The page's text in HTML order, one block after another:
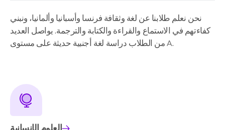
نحن نعلم طلابنا عن لغة وثقافة فرنسا وأسبانيا وألمانيا، ونبني
كفاءتهم في الاستماع والقراءة والكتابة والترجمة. يواصل العديد
من الطلاب دراسة لغة أجنبية حديثة على مستوى A.